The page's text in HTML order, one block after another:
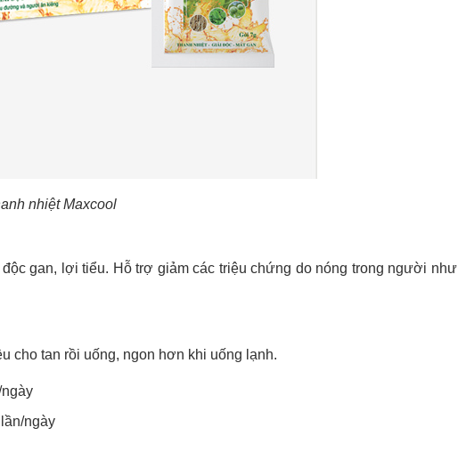
nhiệt Maxcool
gan, lợi tiểu. Hỗ trợ giảm các triệu chứng do nóng trong người như
cho tan rồi uống, ngon hơn khi uống lạnh.
ngày